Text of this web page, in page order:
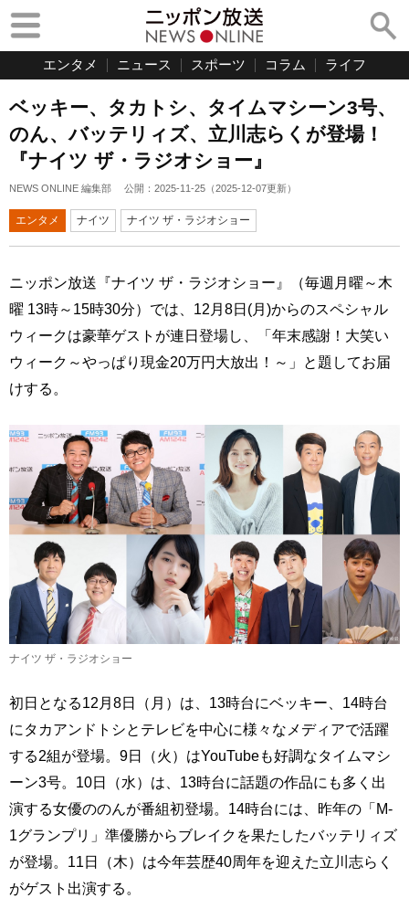
エンタメ ニュース スポーツ コラム ライフ
ベッキー、タカトシ、タイムマシーン3号、
のん、バッテリィズ、立川志らくが登場！
『ナイツ ザ・ラジオショー』
NEWS ONLINE 編集部 公開： 2025-11-25 （2025-12-07更新）
エンタメ ナイツ ナイツ ザ・ラジオショー
ニッポン放送『ナイツ ザ・ラジオショー』（毎週月曜～木
曜 13時～15時30分）では、12月8日(月)からのスペシャル
ウィークは豪華ゲストが連日登場し、「年末感謝！大笑い
ウィーク～やっぱり現金20万円大放出！～」と題してお届
けする。
ナイツ ザ・ラジオショー
初日となる12月8日（月）は、13時台にベッキー、14時台
にタカアンドトシとテレビを中心に様々なメディアで活躍
する2組が登場。9日（火）はYouTubeも好調なタイムマシ
ーン3号。10日（水）は、13時台に話題の作品にも多く出
演する女優ののんが番組初登場。14時台には、昨年の「M-
1グランプリ」準優勝からブレイクを果たしたバッテリィズ
が登場。11日（木）は今年芸歴40周年を迎えた立川志らく
がゲスト出演する。